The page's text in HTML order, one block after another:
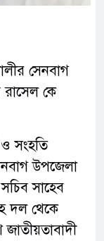
সেনবাগ
কে
সংহতি
উপজেলা
সাহেব
দল থেকে
জাতীয়তাবাদী